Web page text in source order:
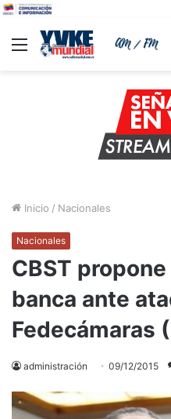
Menu
Inicio / Nacionales
Nacionales
CBST
banca ante
Fedecámaras
administración 09/12/2015